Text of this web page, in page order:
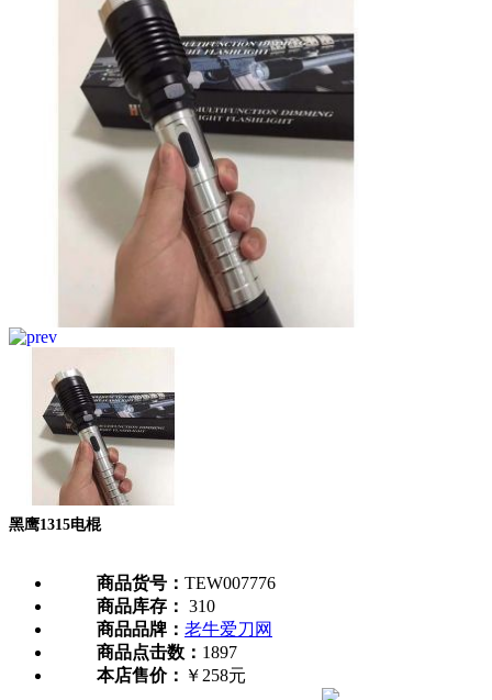
黑鹰1315电棍
商品货号： TEW007776
商品库存： 310
商品品牌： 老牛爱刀网
商品点击数： 1897
本店售价： ￥258元